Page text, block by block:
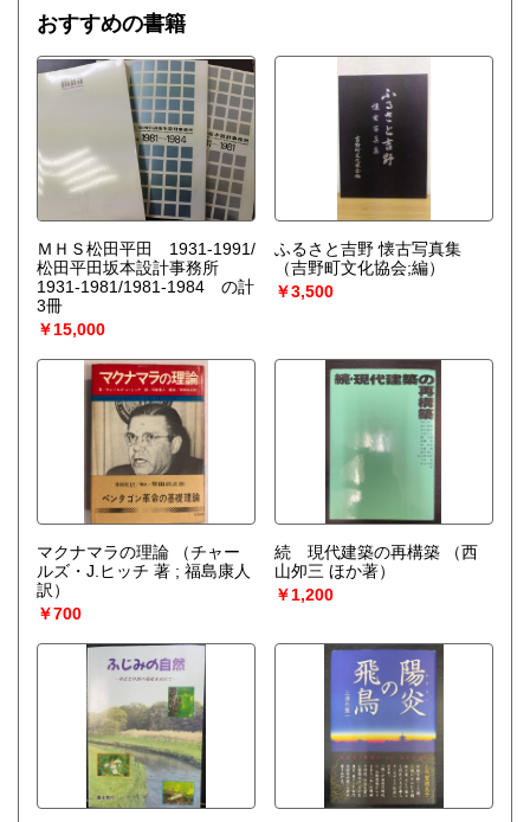
おすすめの書籍
ＭＨＳ松田平田 1931-1991/
松田平田坂本設計事務所
1931-1981/1981-1984 の計
3冊
￥15,000
ふるさと吉野 懐古写真集
（吉野町文化協会;編）
￥3,500
マクナマラの理論
（チャー
ルズ・J.ヒッチ 著 ; 福島康人
訳）
￥700
続 現代建築の再構築
（西
山夘三 ほか著）
￥1,200